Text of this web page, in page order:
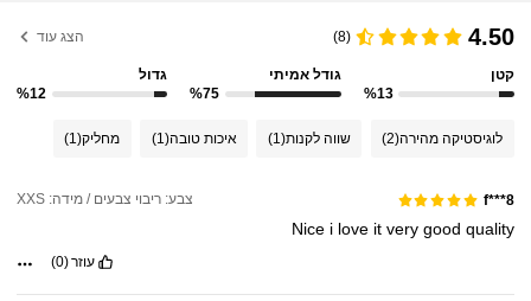
4.50
(8) הצג עוד
קטן
%13
גודל אמיתי
%75
גדול
%12
לוגיסטיקה מהירה(2) שווה לקנות(1) איכות טובה(1) מחליק(1)
f***8 צבע: ריבוי צבעים / מידה: XXS
Nice i love it very good quality
עוזר(0)